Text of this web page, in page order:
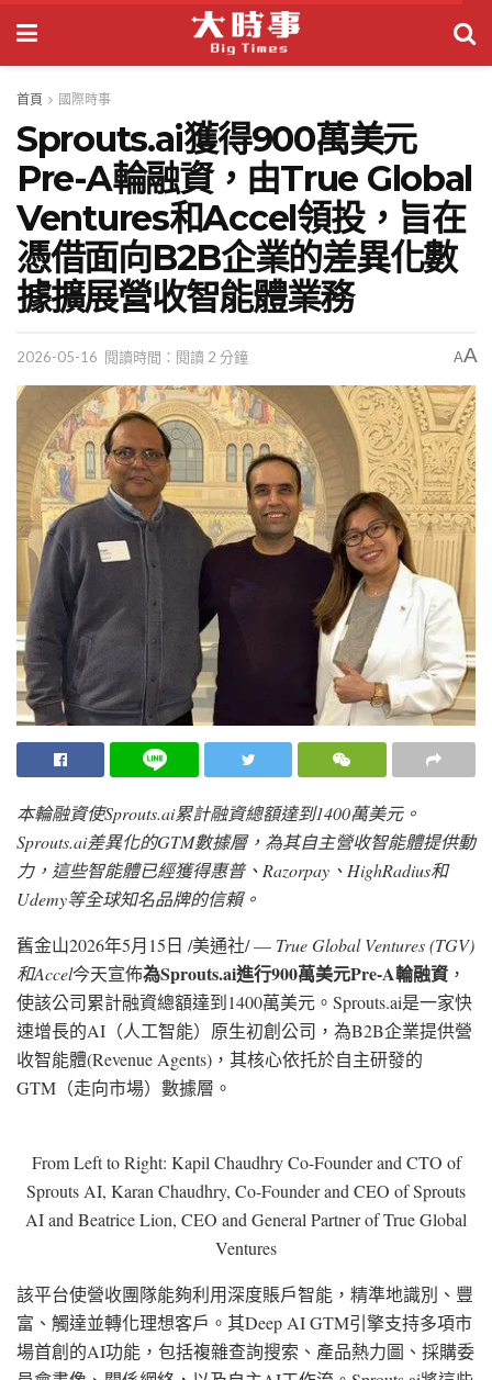
首頁 國際時事
Sprouts.ai獲得900萬美元
Pre-A輪融資，由True Global
Ventures和Accel領投，旨在
憑借面向B2B企業的差異化數
據擴展營收智能體業務
2026-05-16 閱讀時間：閱讀 2 分鐘 AA
本輪融資使Sprouts.ai累計融資總額達到1400萬美元。
Sprouts.ai差異化的GTM數據層，為其自主營收智能體提供動
力，這些智能體已經獲得惠普、Razorpay、HighRadius和
Udemy等全球知名品牌的信賴。
舊金山2026年5月15日 /美通社/ — True Global Ventures (TGV)
和Accel今天宣佈為Sprouts.ai進行900萬美元Pre-A輪融資 ，
使該公司累計融資總額達到1400萬美元。Sprouts.ai是一家快
速增長的AI（人工智能）原生初創公司，為B2B企業提供營
收智能體(Revenue Agents)，其核心依托於自主研發的
GTM（走向市場）數據層。
From Left to Right: Kapil Chaudhry Co-Founder and CTO of
Sprouts AI, Karan Chaudhry, Co-Founder and CEO of Sprouts
AI and Beatrice Lion, CEO and General Partner of True Global
Ventures
該平台使營收團隊能夠利用深度賬戶智能，精準地識別、豐
富、觸達並轉化理想客戶。其Deep AI GTM引擎支持多項市
場首創的AI功能，包括複雜查詢搜索、產品熱力圖、採購委